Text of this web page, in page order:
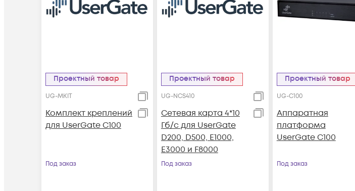
Проектный товар
UG-MKIT
Комплект креплений
для UserGate C100
Под заказ
Проектный товар
UG-NCS410
Сетевая карта 4*10
Гб/c для UserGate
D200, D500, E1000,
E3000 и F8000
Под заказ
Проектный товар
UG-C100
Аппаратная
платформа
UserGate С100
Под заказ